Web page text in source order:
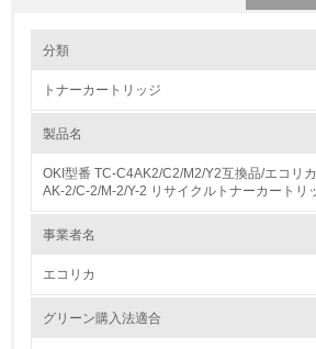
1.環境取り組み体制
1.
環境方針を持っている
環境対応の責任体制を定めている
分類
トナーカートリッジ
製品名
OKI型番 TC-C4AK2/C2/M2/Y2互換品/エコリ
AK-2/C-2/M-2/Y-2 リサイクルトナーカートリ
事業者名
エコリカ
グリーン購入法適合